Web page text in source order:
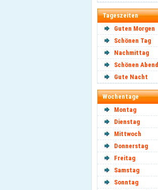
Tageszeiten
Guten Morgen
Schönen Tag
Nachmittag
Schönen Abend
Gute Nacht
Wochentage
Montag
Dienstag
Mittwoch
Donnerstag
Freitag
Samstag
Sonntag